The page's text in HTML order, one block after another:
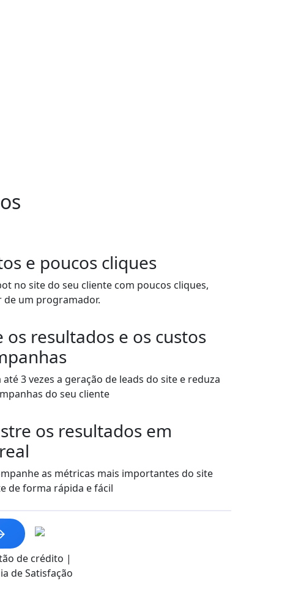
e poucos cliques
no site do seu cliente com poucos cliques,
de um programador.
os resultados e os custos
3 vezes a geração de leads do site e reduza
do seu cliente
os resultados em
as métricas mais importantes do site
de forma rápida e fácil
de crédito |
de Satisfação